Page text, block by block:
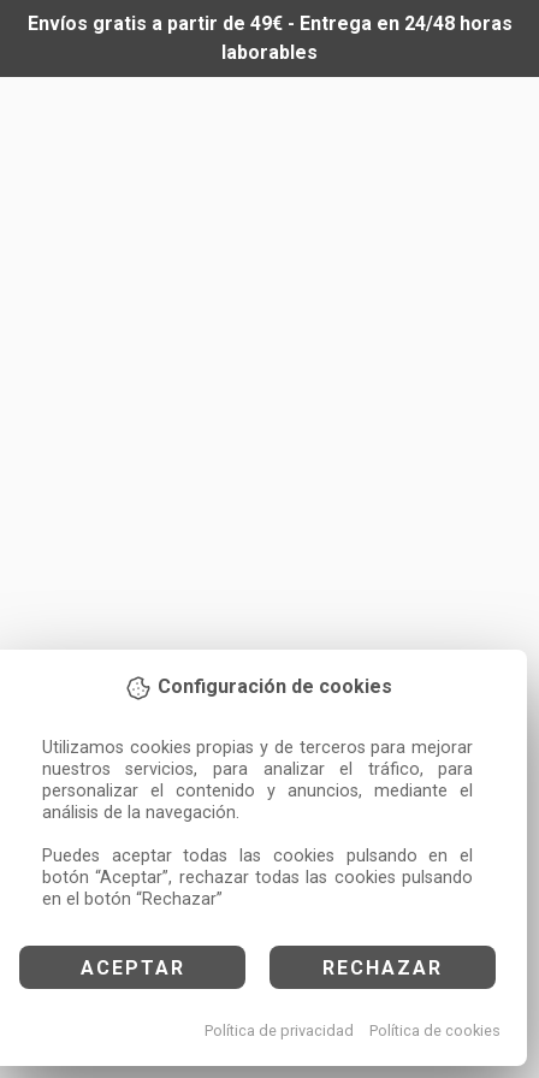
Configuración de cookies
Utilizamos cookies propias y de terceros para mejorar
nuestros servicios, para analizar el tráfico, para
personalizar el contenido y anuncios, mediante el
análisis de la navegación.
Puedes aceptar todas las cookies pulsando en el
botón “Aceptar”, rechazar todas las cookies pulsando
en el botón “Rechazar”
ACEPTAR RECHAZAR
Política de privacidad Política de cookies
Envíos gratis a partir de 49€ - Entrega en 24/48 horas
laborables